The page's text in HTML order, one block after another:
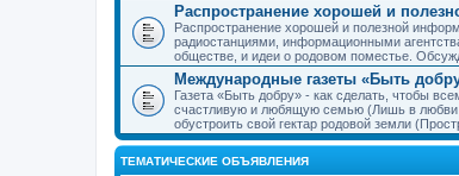
Распространение хорошей и
Распространение хорошей и полезной
радиостанциями, информационными
обществе, и идеи о родовом поместье.
Международные газеты «Быть
Газета «Быть добру» - как сделать, чтобы
счастливую и любящую семью (Лишь в любви
обустроить свой гектар родовой земли
ТЕМАТИЧЕСКИЕ ОБЪЯВЛЕНИЯ